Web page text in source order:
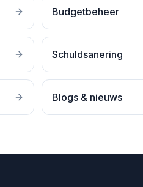
Budgetbeheer
Schuldsanering
Blogs & nieuws